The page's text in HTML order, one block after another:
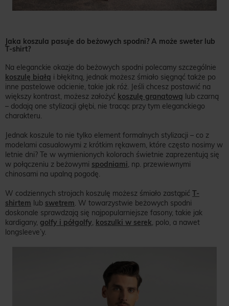
Jaka koszula pasuje do beżowych spodni? A może sweter lub
T-shirt?
Na eleganckie okazje do beżowych spodni polecamy szczególnie
koszulę białą i błękitną, jednak możesz śmiało sięgnąć także po
inne pastelowe odcienie, takie jak róż. Jeśli chcesz postawić na
większy kontrast, możesz założyć koszulę granatową lub czarną
– dodają one stylizacji głębi, nie tracąc przy tym eleganckiego
charakteru.
Jednak koszule to nie tylko element formalnych stylizacji – co z
modelami casualowymi z krótkim rękawem, które często nosimy w
letnie dni? Te w wymienionych kolorach świetnie zaprezentują się
w połączeniu z beżowymi spodniami, np. przewiewnymi
chinosami na upalną pogodę.
W codziennych strojach koszulę możesz śmiało zastąpić T-
shirtem lub swetrem. W towarzystwie beżowych spodni
doskonale sprawdzają się najpopularniejsze fasony, takie jak
kardigany, golfy i półgolfy, koszulki w serek, polo, a nawet
longsleeve’y.